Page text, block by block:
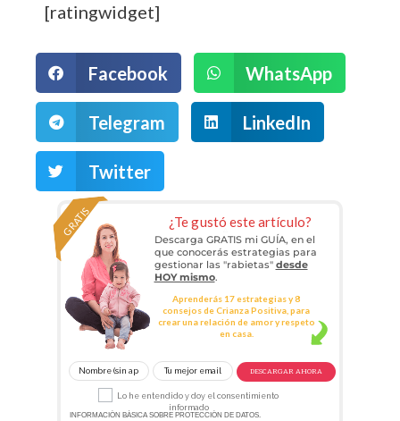
[ratingwidget]
Facebook WhatsApp
Telegram LinkedIn
Twitter
¿Te gustó este artículo?
GRATIS
Descarga GRATIS mi GUÍA, en el
que conocerás estrategias para
gestionar las "rabietas" desde
HOY mismo.
Aprenderás 17 estrategias y 8
consejos de Crianza Positiva, para
crear una relación de amor y respeto
en casa.
INFORMACIÓN BÁSICA SOBRE PROTECCIÓN DE DATOS.
Lo he entendido y doy el consentimiento
informado
DESCARGAR AHORA